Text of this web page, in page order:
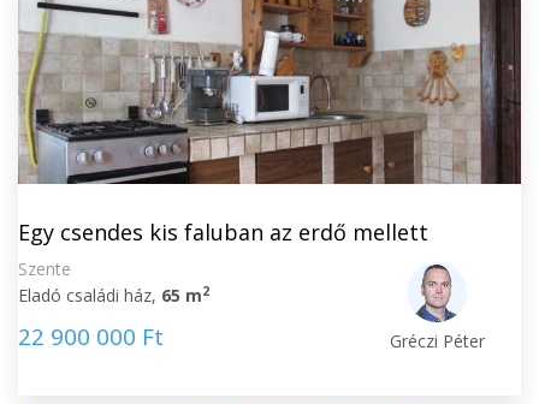
Egy csendes kis faluban az erdő mellett
Szente
Eladó családi ház, 65 m2
22 900 000 Ft Gréczi Péter